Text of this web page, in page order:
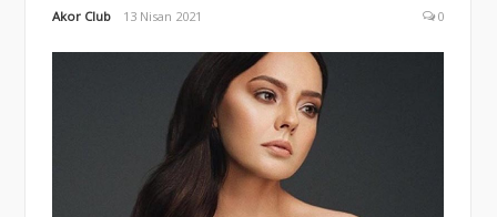
Akor Club 13 Nisan 2021 0